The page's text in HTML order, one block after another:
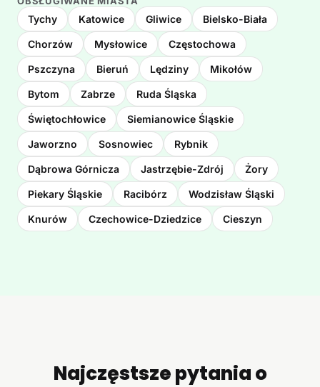
Tychy Katowice Gliwice Bielsko-Biała
Chorzów Mysłowice Częstochowa
Pszczyna Bieruń Lędziny Mikołów
Bytom Zabrze Ruda Śląska
Świętochłowice Siemianowice Śląskie
Jaworzno Sosnowiec Rybnik
Dąbrowa Górnicza Jastrzębie-Zdrój Żory
Piekary Śląskie Racibórz Wodzisław Śląski
Knurów Czechowice-Dziedzice Cieszyn
Najczęstsze pytania o